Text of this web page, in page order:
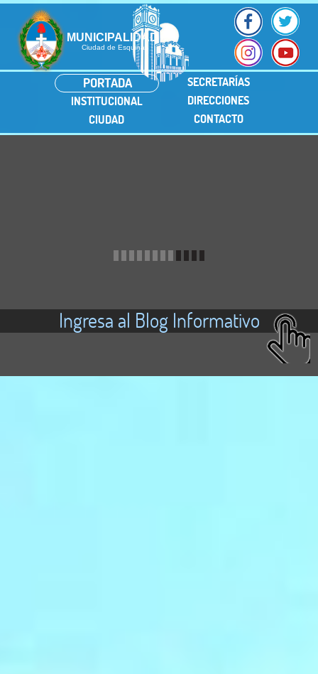
PORTADA
INSTITUCIONAL
CIUDAD
SECRETARÍAS
DIRECCIONES
CONTACTO
MUNICIPALIDAD
Ciudad de Esquina
Ingresa al Blog Informativo